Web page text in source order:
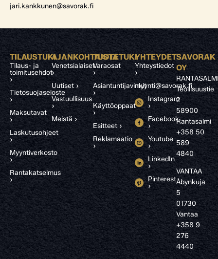
jari.kankkunen@savorak.fi
TILAUSTUKI
Tilaus- ja
toimitusehdot
›
Tietosuojaseloste
›
Maksutavat
›
Laskutusohjeet
›
Myyntiverkosto
›
Rantakatselmus
›
AJANKOHTAISTA
Venetsialaiset
›
Uutiset ›
Vastuullisuus
›
Meistä ›
TUOTETUKI
Varaosat
›
Asiantuntijavinkit
›
Käyttöoppaat
›
Esitteet ›
Reklamaatio
›
YHTEYDET
Yhteystiedot
›
myynti@savorak.fi
Instagram
›
Facebook
›
Youtube
›
LinkedIn
›
Pinterest
›
SAVORAK
OY
Teollisuustie
2
58900
Rantasalmi
+358 50
589
4840
VANTAA
Åbynkuja
5
01730
Vantaa
+358 9
276
4440